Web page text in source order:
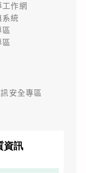
作網
系統
安全專區